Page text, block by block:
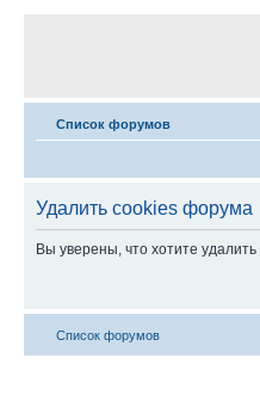
Список форумов
Удалить cookies форума
Вы уверены, что хотите
Список форумов